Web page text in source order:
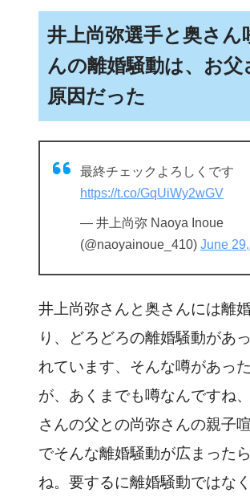
井上尚弥選手と奥さん
んの離婚騒動は、お父
原因だった
最終チェックよろしくです
https://t.co/GqUiWy2wGV
— 井上尚弥 Naoya Inoue
(@naoyainoue_410) June
井上尚弥さんと奥さんには離
り、どろどろの離婚騒動があ
れています、そんな噂があっ
が、あくまでも噂なんですね
さんの父との尚弥さんの親子
でそんな離婚騒動が広まった
ね。要するに離婚騒動ではな